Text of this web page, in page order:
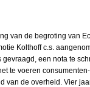
van de begroting van
Kolthoff c.s.
gevraagd, een nota te
te voeren
van de overheid. Vier